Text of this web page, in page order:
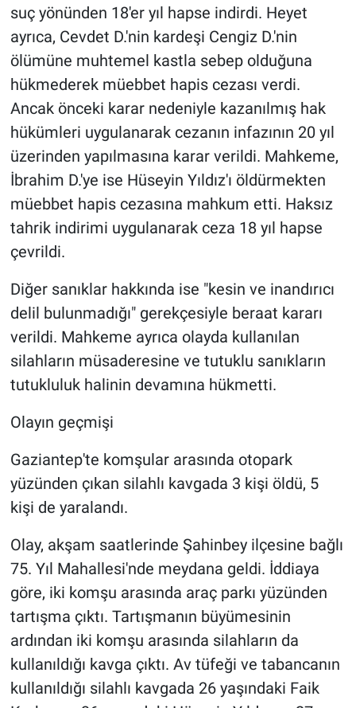
suç yönünden 18'er yıl hapse indirdi. Heyet
ayrıca, Cevdet D.'nin kardeşi Cengiz D.'nin
ölümüne muhtemel kastla sebep olduğuna
hükmederek müebbet hapis cezası verdi.
Ancak önceki karar nedeniyle kazanılmış hak
hükümleri uygulanarak cezanın infazının 20 yıl
üzerinden yapılmasına karar verildi. Mahkeme,
İbrahim D.'ye ise Hüseyin Yıldız'ı öldürmekten
müebbet hapis cezasına mahkum etti. Haksız
tahrik indirimi uygulanarak ceza 18 yıl hapse
çevrildi.
Diğer sanıklar hakkında ise "kesin ve inandırıcı
delil bulunmadığı" gerekçesiyle beraat kararı
verildi. Mahkeme ayrıca olayda kullanılan
silahların müsaderesine ve tutuklu sanıkların
tutukluluk halinin devamına hükmetti.
Olayın geçmişi
Gaziantep'te komşular arasında otopark
yüzünden çıkan silahlı kavgada 3 kişi öldü, 5
kişi de yaralandı.
Olay, akşam saatlerinde Şahinbey ilçesine bağlı
75. Yıl Mahallesi'nde meydana geldi. İddiaya
göre, iki komşu arasında araç parkı yüzünden
tartışma çıktı. Tartışmanın büyümesinin
ardından iki komşu arasında silahların da
kullanıldığı kavga çıktı. Av tüfeği ve tabancanın
kullanıldığı silahlı kavgada 26 yaşındaki Faik